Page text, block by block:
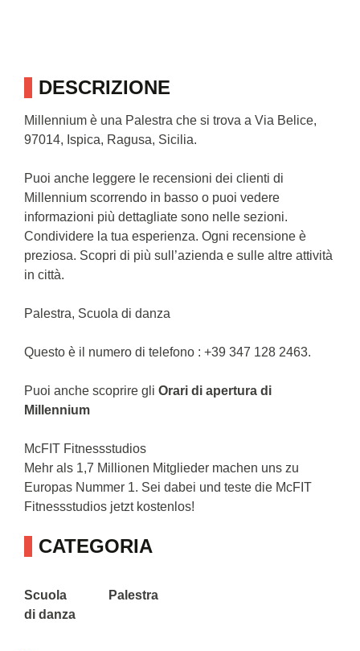
DESCRIZIONE
Millennium è una Palestra che si trova a Via Belice,
97014, Ispica, Ragusa, Sicilia.
Puoi anche leggere le recensioni dei clienti di
Millennium scorrendo in basso o puoi vedere
informazioni più dettagliate sono nelle sezioni.
Condividere la tua esperienza. Ogni recensione è
preziosa. Scopri di più sull’azienda e sulle altre attività
in città.
Palestra, Scuola di danza
Questo è il numero di telefono : +39 347 128 2463.
Puoi anche scoprire gli Orari di apertura di
Millennium
McFIT Fitnessstudios
Mehr als 1,7 Millionen Mitglieder machen uns zu
Europas Nummer 1. Sei dabei und teste die McFIT
Fitnessstudios jetzt kostenlos!
CATEGORIA
Scuola
di danza
Palestra